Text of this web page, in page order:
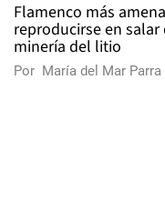
Flamenco más
reproducirse en
minería del litio
Por María del Mar Parra